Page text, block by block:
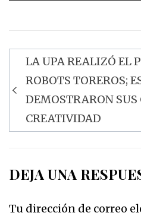
Navegación
de
entradas
LA UPA REALIZÓ EL
ROBOTS TOREROS;
DEMOSTRARON
CREATIVIDAD
DEJA UNA
Tu dirección de correo